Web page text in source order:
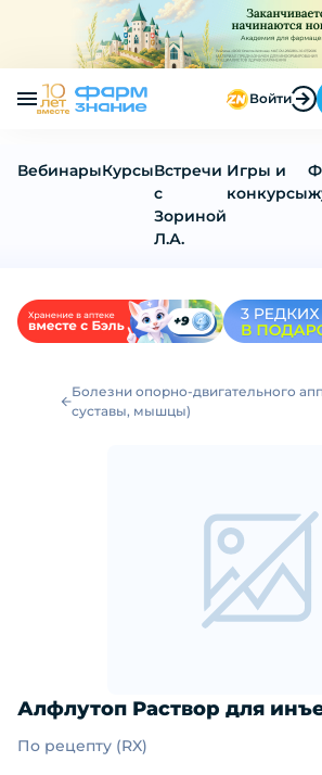
Войти
ВебинарыКурсыВстречи
с
Зориной
Л.А.
Игры и
конкурсы
Болезни опорно-двигательного
суставы, мышцы)
Алфлутоп Раствор для
Алфлутоп Раствор для
По рецепту (RX)